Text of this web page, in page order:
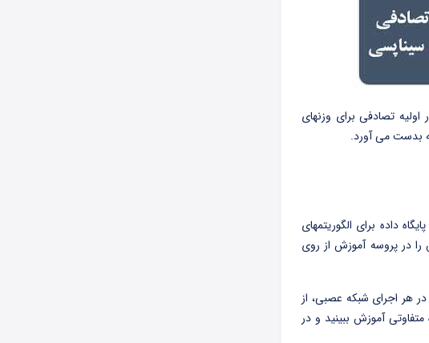
تصادفی برای وزنهای
بدست می آورد.
داده برای الگوریتمهای
در پروسه آموزش از روی
در هر اجرای شبکه عصبی، از
آموزش ببینید و در